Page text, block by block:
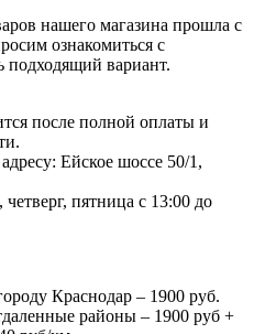
нашего магазина прошла с
ознакомиться с
подходящий вариант.
после полной оплаты и
Ейское шоссе 50/1,
пятница с 13:00 до
Краснодар – 1900 руб.
районы – 1900 руб +